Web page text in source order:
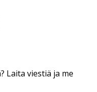
Laita viestiä ja me